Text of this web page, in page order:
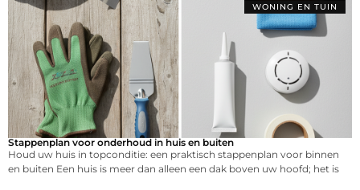
WONING EN TUIN
Stappenplan voor onderhoud in huis en buiten
Houd uw huis in topconditie: een praktisch stappenplan voor binnen
en buiten Een huis is meer dan alleen een dak boven uw hoofd; het is